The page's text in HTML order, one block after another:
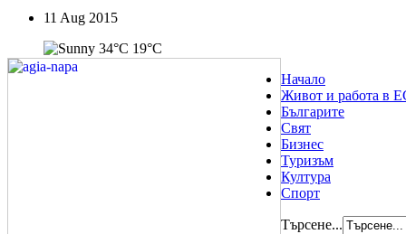
11 Aug 2015
34°C 19°C
Начало
Живот и работа в
Българите
Свят
Бизнес
Туризъм
Култура
Спорт
Търсене...